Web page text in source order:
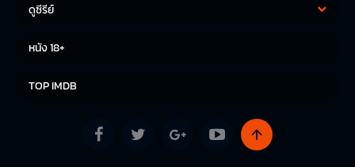
ดูซีรีย์
หนัง 18+
TOP IMDB